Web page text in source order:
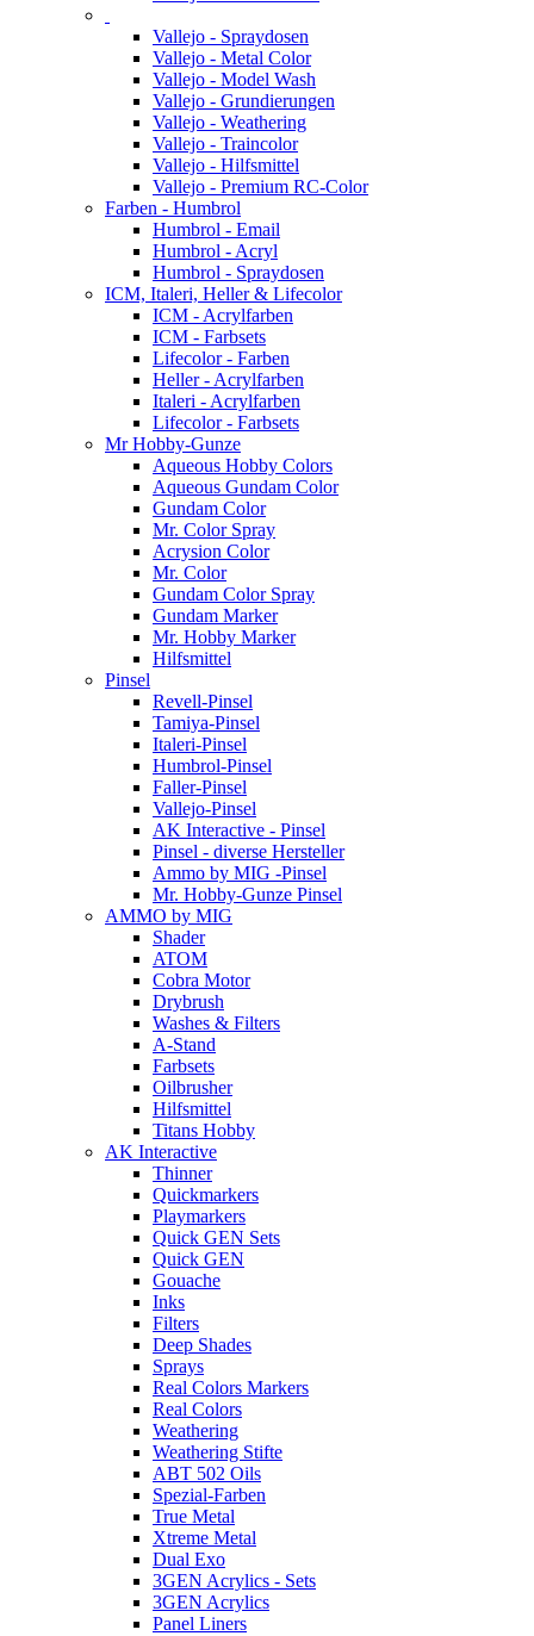
Vallejo - Spraydosen
Vallejo - Metal Color
Vallejo - Model Wash
Vallejo - Grundierungen
Vallejo - Weathering
Vallejo - Traincolor
Vallejo - Hilfsmittel
Vallejo - Premium RC-Color
Farben - Humbrol
Humbrol - Email
Humbrol - Acryl
Humbrol - Spraydosen
ICM, Italeri, Heller & Lifecolor
ICM - Acrylfarben
ICM - Farbsets
Lifecolor - Farben
Heller - Acrylfarben
Italeri - Acrylfarben
Lifecolor - Farbsets
Mr Hobby-Gunze
Aqueous Hobby Colors
Aqueous Gundam Color
Gundam Color
Mr. Color Spray
Acrysion Color
Mr. Color
Gundam Color Spray
Gundam Marker
Mr. Hobby Marker
Hilfsmittel
Pinsel
Revell-Pinsel
Tamiya-Pinsel
Italeri-Pinsel
Humbrol-Pinsel
Faller-Pinsel
Vallejo-Pinsel
AK Interactive - Pinsel
Pinsel - diverse Hersteller
Ammo by MIG -Pinsel
Mr. Hobby-Gunze Pinsel
AMMO by MIG
Shader
ATOM
Cobra Motor
Drybrush
Washes & Filters
A-Stand
Farbsets
Oilbrusher
Hilfsmittel
Titans Hobby
AK Interactive
Thinner
Quickmarkers
Playmarkers
Quick GEN Sets
Quick GEN
Gouache
Inks
Filters
Deep Shades
Sprays
Real Colors Markers
Real Colors
Weathering
Weathering Stifte
ABT 502 Oils
Spezial-Farben
True Metal
Xtreme Metal
Dual Exo
3GEN Acrylics - Sets
3GEN Acrylics
Panel Liners